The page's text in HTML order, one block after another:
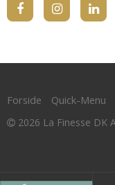
Forside Quick-Menu
2026 La Finesse DK